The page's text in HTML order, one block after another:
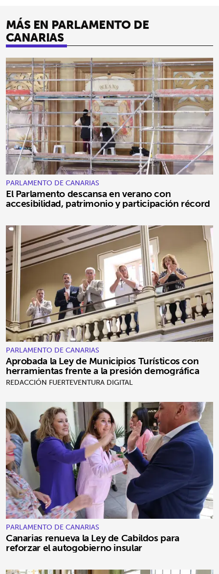
MÁS EN PARLAMENTO DE
CANARIAS
PARLAMENTO DE CANARIAS
El Parlamento descansa en verano con
accesibilidad, patrimonio y participación récord
PARLAMENTO DE CANARIAS
Aprobada la Ley de Municipios Turísticos con
herramientas frente a la presión demográfica
REDACCIÓN FUERTEVENTURA DIGITAL
PARLAMENTO DE CANARIAS
Canarias renueva la Ley de Cabildos para
reforzar el autogobierno insular